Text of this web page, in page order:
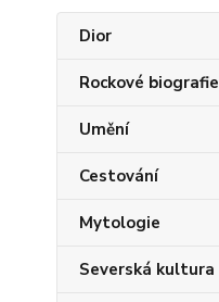
Dior
Rockové biografie
Umění
Cestování
Mytologie
Severská kultura